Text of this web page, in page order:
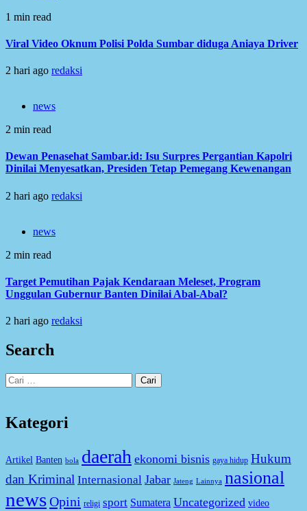
1 min read
Viral Video Oknum Polisi Polda Sumbar diduga Aniaya Driver
2 hari ago redaksi
news
2 min read
Dewan Penasehat Sambar.id: Isu Surpres Pergantian Kapolri
Dinilai Menyesatkan, Presiden Tetap Pemegang Kewenangan
2 hari ago redaksi
news
2 min read
Target Pemutihan Pajak Kendaraan Meleset, Program
Unggulan Gubernur Banten Dinilai Abal-Abal?
2 hari ago redaksi
Search
Cari
untuk:
Kategori
Artikel Banten bola daerah ekonomi bisnis gaya hidup Hukum
dan Kriminal Internasional Jabar Jateng Lainnya nasional
newsOpini religi sport Sumatera Uncategorized video